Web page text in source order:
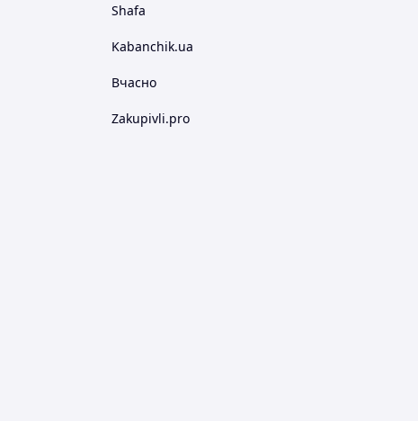
Shafa
Kabanchik.ua
Вчасно
Zakupivli.pro